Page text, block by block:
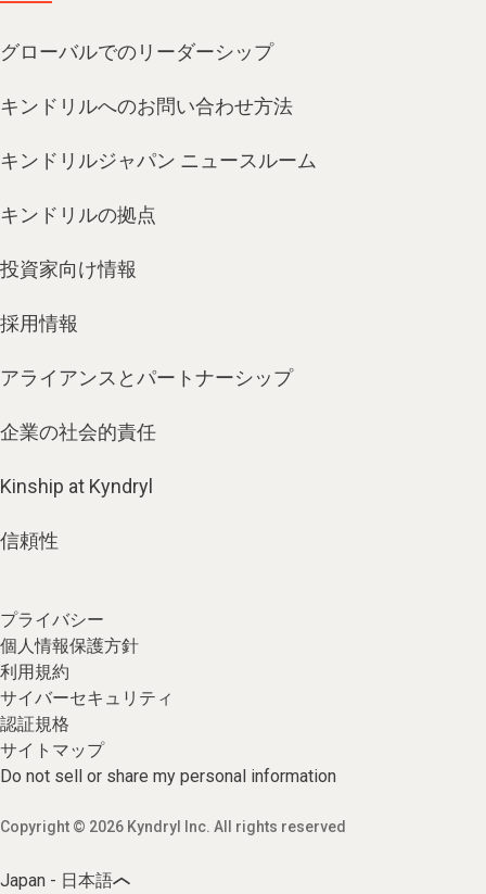
グローバルでのリーダーシップ
キンドリルへのお問い合わせ方法
キンドリルジャパン ニュースルーム
キンドリルの拠点
投資家向け情報
採用情報
アライアンスとパートナーシップ
企業の社会的責任
Kinship at Kyndryl
信頼性
プライバシー
個人情報保護方針
利用規約
サイバーセキュリティ
認証規格
サイトマップ
Do not sell or share my personal information
Copyright © 2026 Kyndryl Inc. All rights reserved
Japan - 日本語